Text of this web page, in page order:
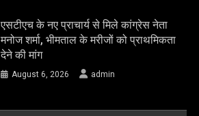
एसटीएच के नए प्राचार्य से मिले कांग्रेस नेता
मनोज शर्मा, भीमताल के मरीजों को प्राथमिकता
देने की मांग
August 6, 2026 admin